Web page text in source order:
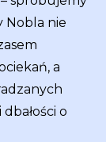
Nobla nie
a
o